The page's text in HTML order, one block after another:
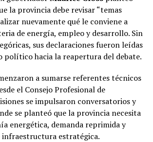
la provincia debe revisar “temas
nuevamente qué le conviene a
de energía, empleo y desarrollo. Sin
sus declaraciones fueron leídas
político hacia la reapertura del debate.
a sumarse referentes técnicos
el Consejo Profesional de
se impulsaron conversatorios y
se planteó que la provincia necesita
energética, demanda reprimida y
estratégica.